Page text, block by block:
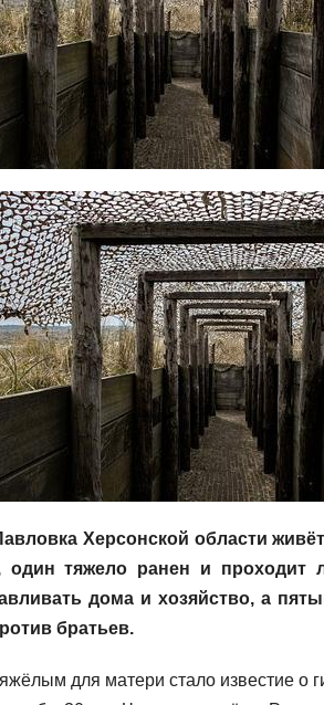
Херсонской области
тяжело ранен и проходит
дома и хозяйство, а
братьев.
для матери стало известие о